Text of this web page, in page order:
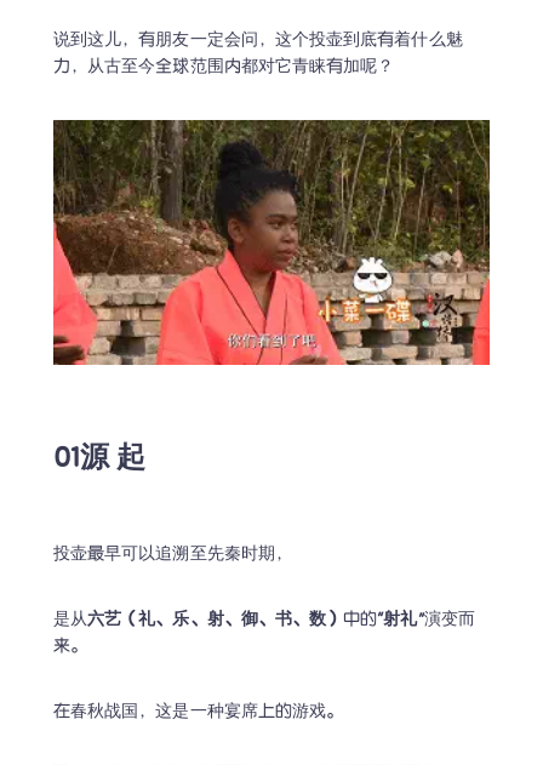
说到这儿，有朋友一定会问，这个投壶到底有着什么魅
力，从古至今全球范围内都对它青睐有加呢？
01源 起
投壶最早可以追溯至先秦时期，
是从六艺（礼、乐、射、御、书、数） 中的“射礼”演变而
来。